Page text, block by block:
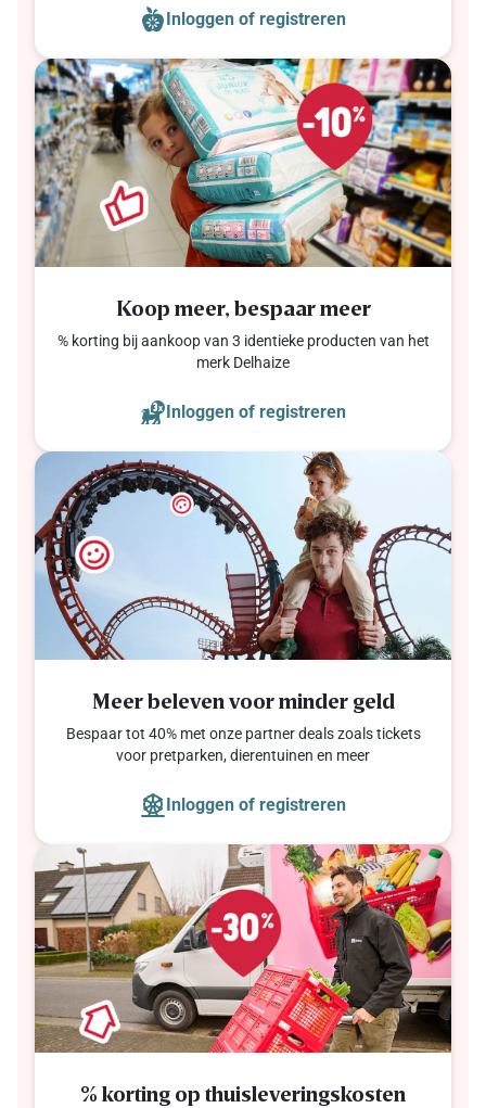
Inloggen of registreren
Koop meer, bespaar meer
% korting bij aankoop van 3 identieke producten van het
merk Delhaize
Inloggen of registreren
Meer beleven voor minder geld
Bespaar tot 40% met onze partner deals zoals tickets
voor pretparken, dierentuinen en meer
Inloggen of registreren
% korting op thuisleveringskosten